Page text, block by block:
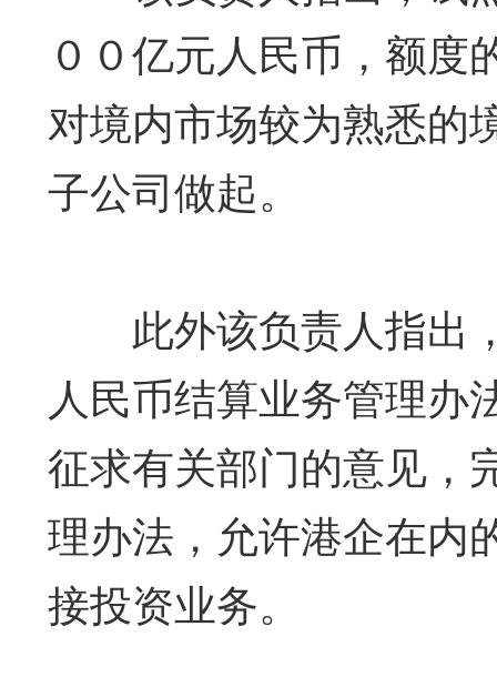
００亿元人民币，额度
对境内市场较为熟悉的
子公司做起。
此外该负责人指出
人民币结算业务管理办
征求有关部门的意见，
理办法，允许港企在内
接投资业务。